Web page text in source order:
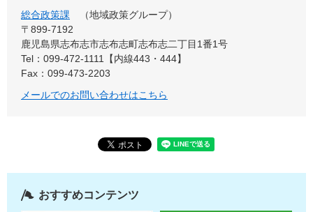
総合政策課
地域政策グループ
〒899‐7192
鹿児島県志布志市志布志町志布志二丁目1番1号
Tel：099-472-1111【内線443・444】
Fax：099-473-2203
メールでのお問い合わせはこちら
おすすめコンテンツ